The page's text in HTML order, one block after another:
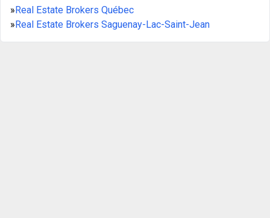
»Real Estate Brokers Québec
»Real Estate Brokers Saguenay-Lac-Saint-Jean